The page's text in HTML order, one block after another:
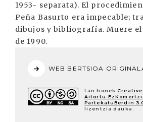
1953- separata). El
Peña Basurto era impecable;
dibujos y bibliografía. Muere
de 1990.
WEB BERTSIOA
Lan honek Creative
Aitortu-
PartekatuBerdin
lizentzia dauka.